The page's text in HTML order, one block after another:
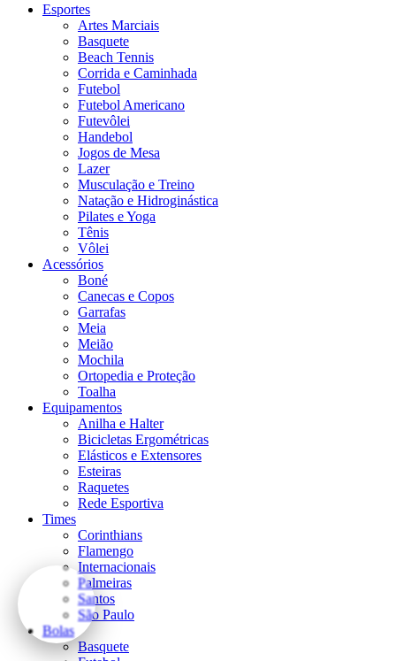
Esportes
Artes Marciais
Basquete
Beach Tennis
Corrida e Caminhada
Futebol
Futebol Americano
Futevôlei
Handebol
Jogos de Mesa
Lazer
Musculação e Treino
Natação e Hidroginástica
Pilates e Yoga
Tênis
Vôlei
Acessórios
Boné
Canecas e Copos
Garrafas
Meia
Meião
Mochila
Ortopedia e Proteção
Toalha
Equipamentos
Anilha e Halter
Bicicletas Ergométricas
Elásticos e Extensores
Esteiras
Raquetes
Rede Esportiva
Times
Corinthians
Flamengo
Internacionais
Palmeiras
Santos
São Paulo
Bolas
Basquete